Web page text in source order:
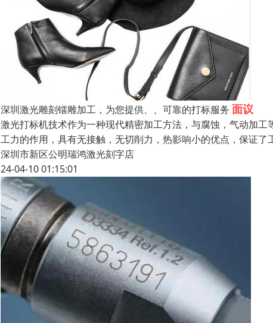
深圳激光雕刻镭雕加工，为您提供、、可靠的打标服务 面议
激光打标机技术作为一种现代精密加工方法，与腐蚀，气动加
工力的作用，具有无接触，无切削力，热影响小的优点，保证
深圳市新区公明瑞鸿激光刻字店
24-04-10 01:15:01